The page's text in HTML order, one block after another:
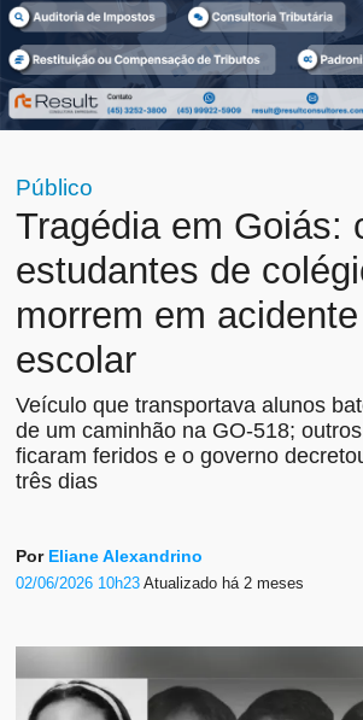
Público
Tragédia em Goiás:
estudantes de
morrem em
escolar
Veículo que transportava alunos
de um caminhão na GO-518;
ficaram feridos e o governo
três dias
Por Eliane Alexandrino
02/06/2026 10h23Atualizado há 2 meses